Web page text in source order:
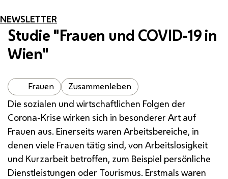
NEWSLETTER
Studie "Frauen und COVID-19 in
Wien"
Frauen Zusammenleben
Die sozialen und wirtschaftlichen Folgen der
Corona-Krise wirken sich in besonderer Art auf
Frauen aus. Einerseits waren Arbeitsbereiche, in
denen viele Frauen tätig sind, von Arbeitslosigkeit
und Kurzarbeit betroffen, zum Beispiel persönliche
Dienstleistungen oder Tourismus. Erstmals waren